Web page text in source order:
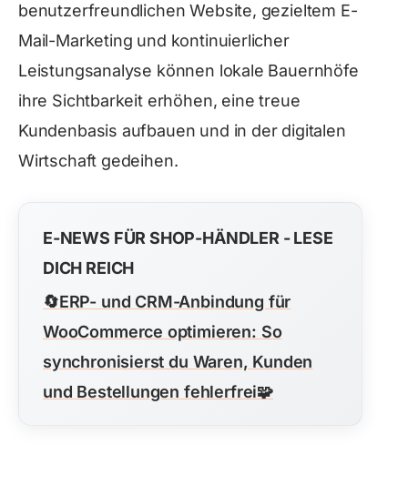
benutzerfreundlichen Website, gezieltem E-
Mail-Marketing und kontinuierlicher
Leistungsanalyse können lokale Bauernhöfe
ihre Sichtbarkeit erhöhen, eine treue
Kundenbasis aufbauen und in der digitalen
Wirtschaft gedeihen.
E-NEWS FÜR SHOP-HÄNDLER - LESE
DICH REICH
🔄ERP- und CRM-Anbindung für
WooCommerce optimieren: So
synchronisierst du Waren, Kunden
und Bestellungen fehlerfrei🧩